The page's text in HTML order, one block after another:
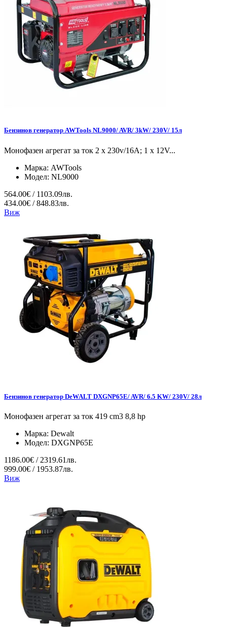
Бензинов генератор AWTools NL9000/ AVR/ 3kW/ 230V/ 15л
Монофазен агрегат за ток 2 x 230v/16A; 1 x 12V...
Марка: AWTools
Модел: NL9000
564.00€ / 1103.09лв.
434.00€ / 848.83лв.
Виж
Бензинов генератор DeWALT DXGNP65E/ AVR/ 6.5 KW/ 230V/ 28л
Монофазен агрегат за ток 419 cm3 8,8 hp
Марка: Dewalt
Модел: DXGNP65E
1186.00€ / 2319.61лв.
999.00€ / 1953.87лв.
Виж